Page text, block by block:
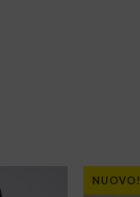
NUOVO!